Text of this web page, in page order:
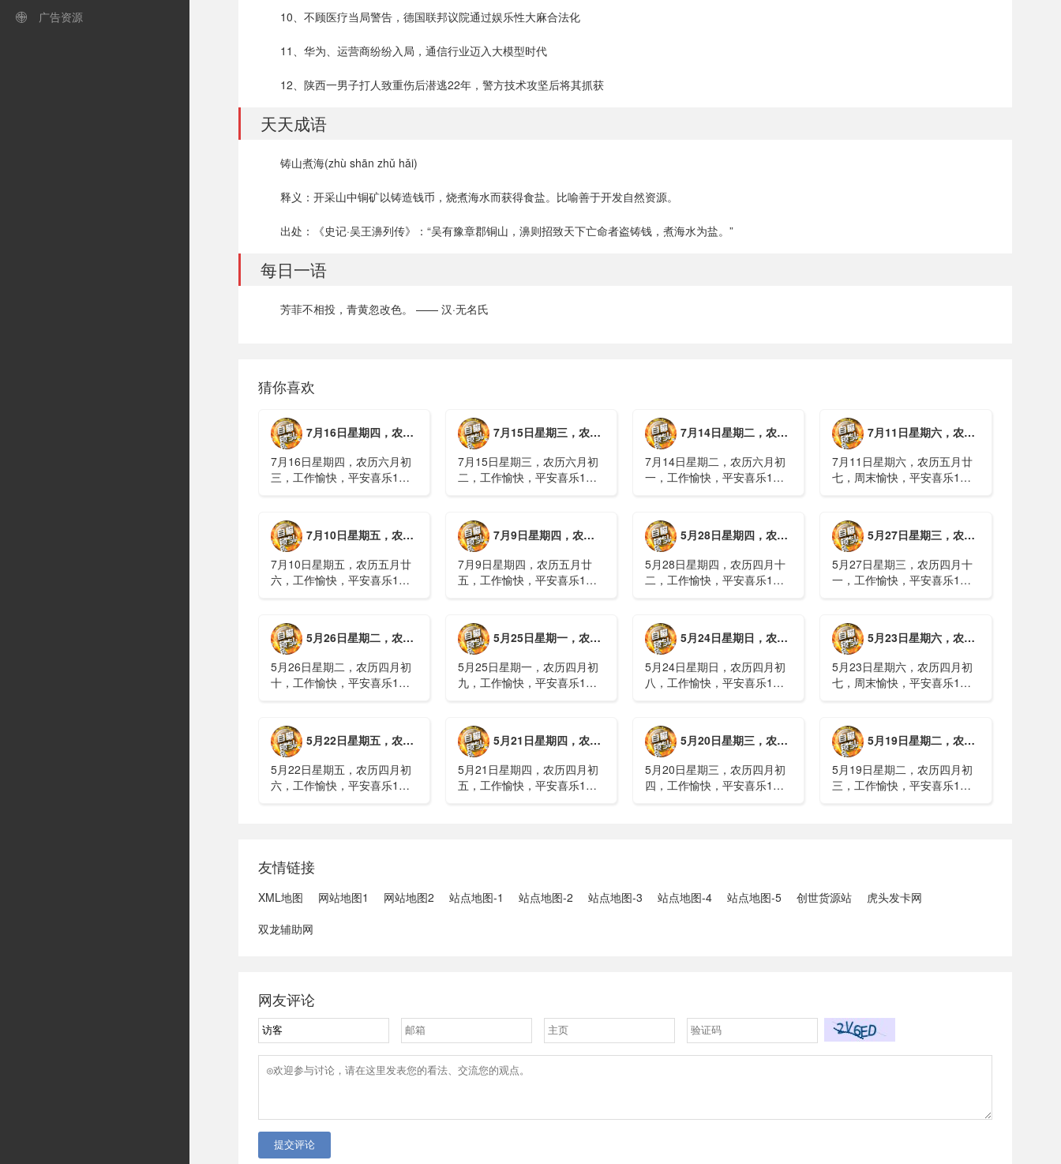
 广告资源 10、不顾医疗当局警告，德国联邦议院通过娱乐性大麻合法化
11、华为、运营商纷纷入局，通信行业迈入大模型时代
12、陕西一男子打人致重伤后潜逃22年，警方技术攻坚后将其抓获
天天成语
铸山煮海(zhù shān zhǔ hǎi)
释义：开采山中铜矿以铸造钱币，烧煮海水而获得食盐。比喻善于开发自然资源。
出处：《史记·吴王濞列传》：“吴有豫章郡铜山，濞则招致天下亡命者盗铸钱，煮海水为盐。”
每日一语
芳菲不相投，青黄忽改色。 —— 汉·无名氏
猜你喜欢
7月16日星期四，农历六月初三，工作愉快，平安喜乐
7月16日星期四，农历六月初
三，工作愉快，平安喜乐1、
伊战争或升级，特朗普召集会
议讨论大规模进攻3、深圳一
商住楼加装......
7月15日星期三，农历六月初二，工作愉快，平安喜乐
7月15日星期三，农历六月初
二，工作愉快，平安喜乐1、
案2、全球首款实体瘤CAR-T
细胞治疗走向临床，上海多家
医院开......
7月14日星期二，农历六月初一，工作愉快，平安喜乐
7月14日星期二，农历六月初
一，工作愉快，平安喜乐1、
停业2、广西梧州万秀区：累
计发现登革热病例228例，已
治愈出院1......
7月11日星期六，农历五月廿七，周末愉快，平安喜乐
7月11日星期六，农历五月廿
七，周末愉快，平安喜乐1、
8000多人被困，总台记者徒步
近6小时抵达乡政府3、上海发
布海......
7月10日星期五，农历五月廿六，工作愉快，平安喜乐
7月10日星期五，农历五月廿
六，工作愉快，平安喜乐1、
山体滑坡：21名林场工人遇
难，年龄最长者近6旬3、近亿
元高标......
7月9日星期四，农历五月廿五，工作愉快，平安喜乐
7月9日星期四，农历五月廿
五，工作愉快，平安喜乐1、
家科技进步一等奖！同济大学
为纳米制造铸就“精准标尺”3、
四川宜宾高......
5月28日星期四，农历四月十二，工作愉快，平安喜乐
5月28日星期四，农历四月十
二，工作愉快，平安喜乐1、
果(金)埃博拉疫情仍处于暴发
初期，主要传播方式为体液接
触3、......
5月27日星期三，农历四月十一，工作愉快，平安喜乐
5月27日星期三，农历四月十
一，工作愉快，平安喜乐1、
2、媒体：重庆永川一村会计
打电话叫醒乡亲后失联，遗体
被找到确认遇难......
5月26日星期二，农历四月初十，工作愉快，平安喜乐
5月26日星期二，农历四月初
十，工作愉快，平安喜乐1、
15年2、神舟二十三号载人飞
船与空间站组合体完成自主快
速交会对接......
5月25日星期一，农历四月初九，工作愉快，平安喜乐
5月25日星期一，农历四月初
九，工作愉快，平安喜乐1、
接2、山洪等地质灾害风险
大，重庆永川连续暴雨已致17
人失联，1人......
5月24日星期日，农历四月初八，工作愉快，平安喜乐
5月24日星期日，农历四月初
八，工作愉快，平安喜乐1、
一煤矿爆炸已致8人死亡，井
下38人正在全力搜救3、张国
清赶赴山......
5月23日星期六，农历四月初七，周末愉快，平安喜乐
5月23日星期六，农历四月初
七，周末愉快，平安喜乐1、
常住地提供基本公共服务的实
施意见》2、珠江流域进入“龙
舟水”降雨......
5月22日星期五，农历四月初六，工作愉快，平安喜乐
5月22日星期五，农历四月初
六，工作愉快，平安喜乐1、
3、司法部：......
5月21日星期四，农历四月初五，工作愉快，平安喜乐
5月21日星期四，农历四月初
五，工作愉快，平安喜乐1、
5月20日星期三，农历四月初四，工作愉快，平安喜乐
5月20日星期三，农历四月初
四，工作愉快，平安喜乐1、
5月19日星期二，农历四月初三，工作愉快，平安喜乐
5月19日星期二，农历四月初
三，工作愉快，平安喜乐1、
友情链接
XML地图 网站地图1 网站地图2 站点地图-1 站点地图-2 站点地图-3 站点地图-4 站点地图-5 创世货源站
虎头发卡网
双龙辅助网
网友评论
提交评论